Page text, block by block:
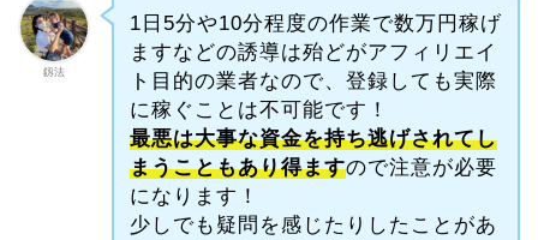
釼法
1日5分や10分程度の作業で数万円稼げ
ますなどの誘導は殆どがアフィリエイ
ト目的の業者なので、登録しても実際
に稼ぐことは不可能です！
最悪は大事な資金を持ち逃げされてし
まうこともあり得ますので注意が必要
になります！
少しでも疑問を感じたりしたことがあ